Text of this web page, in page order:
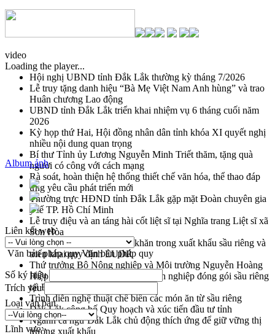
video
Loading the player...
Hội nghị UBND tỉnh Đắk Lắk thường kỳ tháng 7/2026
Lễ truy tặng danh hiệu “Bà Mẹ Việt Nam Anh hùng” và trao
Huân chương Lao động
UBND tỉnh Đắk Lắk triển khai nhiệm vụ 6 tháng cuối năm
2026
Kỳ họp thứ Hai, Hội đồng nhân dân tỉnh khóa XI quyết nghị
nhiều nội dung quan trọng
Bí thư Tỉnh ủy Lương Nguyễn Minh Triết thăm, tặng quà
người có công với cách mạng
Rà soát, hoàn thiện hệ thống thiết chế văn hóa, thể thao đáp
ứng yêu cầu phát triển mới
Thường trực HĐND tỉnh Đắk Lắk gặp mặt Đoàn chuyên gia
y tế TP. Hồ Chí Minh
Lễ truy điệu và an táng hài cốt liệt sĩ tại Nghĩa trang Liệt sĩ xã
Sơn Hòa
Bàn giải pháp tháo gỡ khó khăn trong xuất khẩu sầu riêng và
triển khai quy định EUDR
Thứ trưởng Bộ Nông nghiệp và Môi trường Nguyễn Hoàng
Hiệp khảo sát vùng trồng và doanh nghiệp đóng gói sầu riêng
tại Đắk Lắk
Trình diễn nghệ thuật chế biến các món ăn từ sầu riêng
Đắk Lắk công bố Quy hoạch và xúc tiến đầu tư tỉnh
Ngành cá ngừ Đắk Lắk chủ động thích ứng để giữ vững thị
trường xuất khẩu
Album ảnh
Liên kết web
Văn bản pháp quy Văn bản pháp quy
Số ký hiệu
Trích yếu
Loại văn bản
Lĩnh vực